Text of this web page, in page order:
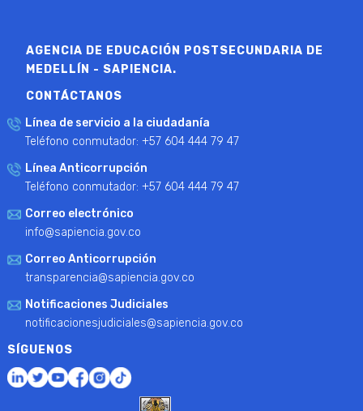
AGENCIA DE EDUCACIÓN POSTSECUNDARIA DE
MEDELLÍN - SAPIENCIA.
CONTÁCTANOS
Línea de servicio a la ciudadanía
Teléfono conmutador: +57 604 444 79 47
Línea Anticorrupción
Teléfono conmutador: +57 604 444 79 47
Correo electrónico
info@sapiencia.gov.co
Correo Anticorrupción
transparencia@sapiencia.gov.co
Notificaciones Judiciales
notificacionesjudiciales@sapiencia.gov.co
SÍGUENOS